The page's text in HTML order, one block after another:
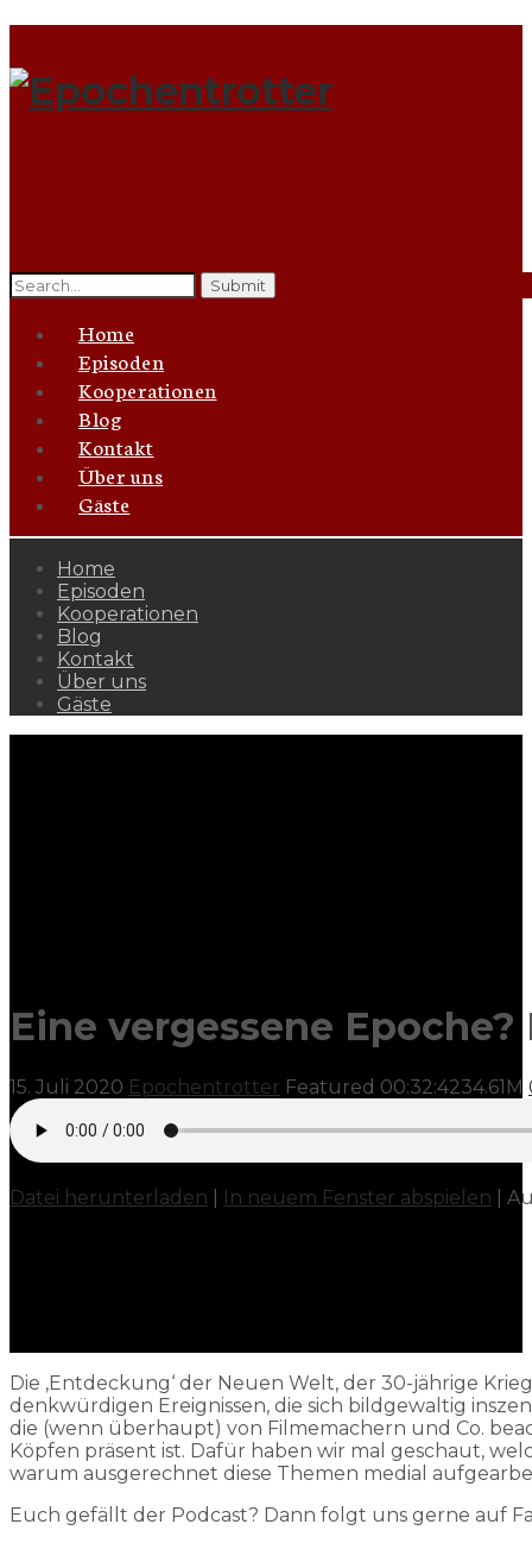
Search
for:
Home
Episoden
Kooperationen
Blog
Kontakt
Über uns
Gäste
Home
Episoden
Kooperationen
Blog
Kontakt
Über uns
Gäste
Eine vergessene
15. Juli 2020 Epochentrotter Featured 00:32:4234.61M
Datei herunterladen In neuem Fenster abspielen
Die ‚Entdeckung‘ der Neuen Welt, der 30-jährige
denkwürdigen Ereignissen, die sich bildgewaltig
die (wenn überhaupt) von Filmemachern und Co.
Köpfen präsent ist. Dafür haben wir mal geschaut,
warum ausgerechnet diese Themen medial
Euch gefällt der Podcast? Dann folgt uns gerne auf